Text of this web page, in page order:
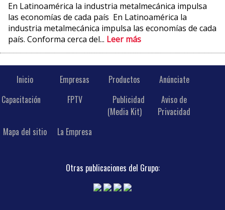
En Latinoamérica la industria metalmecánica impulsa
las economías de cada país En Latinoamérica la
industria metalmecánica impulsa las economías de cada
país. Conforma cerca del... Leer más
Inicio Empresas Productos
Anúnciate
Capacitación
FPTV
Publicidad
(Media Kit)
Aviso de
Privacidad
Mapa del sitio
La Empresa
Otras publicaciones del Grupo: